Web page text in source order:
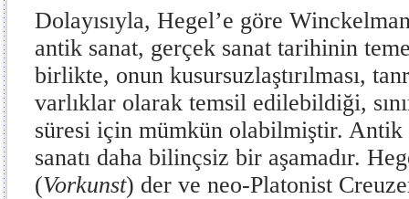
Dolayısıyla, Hegel’e göre
antik sanat, gerçek sanat tarihinin
birlikte, onun kusursuzlaştırılması,
varlıklar olarak temsil edilebildiği,
süresi için mümkün olabilmiştir. Antik
sanatı daha bilinçsiz bir aşamadır.
(Vorkunst) der ve neo-Platonist